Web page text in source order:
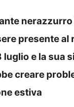
presente al
luglio e la sua
creare
estiva